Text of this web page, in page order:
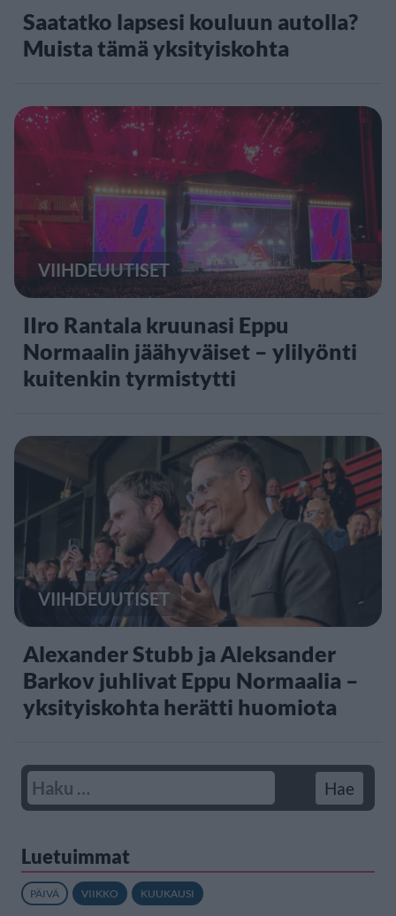
Saatatko lapsesi kouluun autolla?
Muista tämä yksityiskohta
VIIHDEUUTISET
IIro Rantala kruunasi Eppu
Normaalin jäähyväiset – ylilyönti
kuitenkin tyrmistytti
VIIHDEUUTISET
Alexander Stubb ja Aleksander
Barkov juhlivat Eppu Normaalia –
yksityiskohta herätti huomiota
Luetuimmat
PÄIVÄ VIIKKO KUUKAUSI